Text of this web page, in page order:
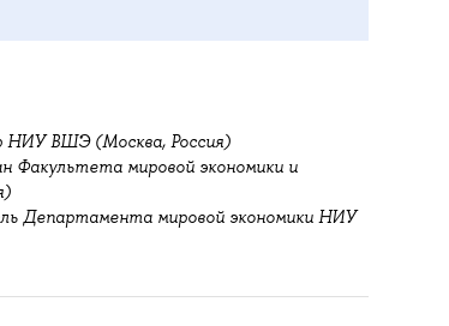
НИУ ВШЭ (Москва, Россия)
Факультета мировой экономики и
Департамента мировой экономики НИУ